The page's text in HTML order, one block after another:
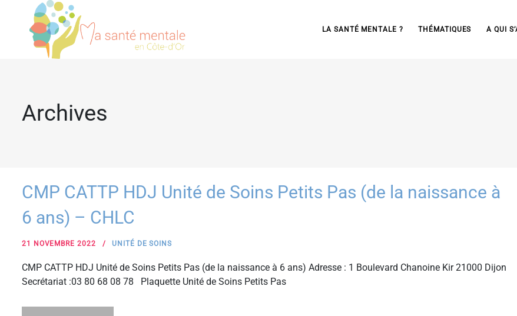
LA SANTÉ MENTALE ? THÉMATIQUES A QUI
Archives
CMP CATTP HDJ Unité de Soins Petits Pas (de la naissance à
6 ans) – CHLC
21 NOVEMBRE 2022 UNITÉ DE SOINS
CMP CATTP HDJ Unité de Soins Petits Pas (de la naissance à 6 ans) Adresse : 1 Boulevard Chanoine Kir 21000 Dijon
Secrétariat :03 80 68 08 78 Plaquette Unité de Soins Petits Pas